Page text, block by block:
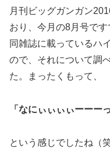
月刊ビッグガンガン
おり、今月の8月号です
同雑誌に載っているハ
ので、それについて調
た。まったくもって、
「なにぃぃぃぃーーー
という感じでしたね（笑